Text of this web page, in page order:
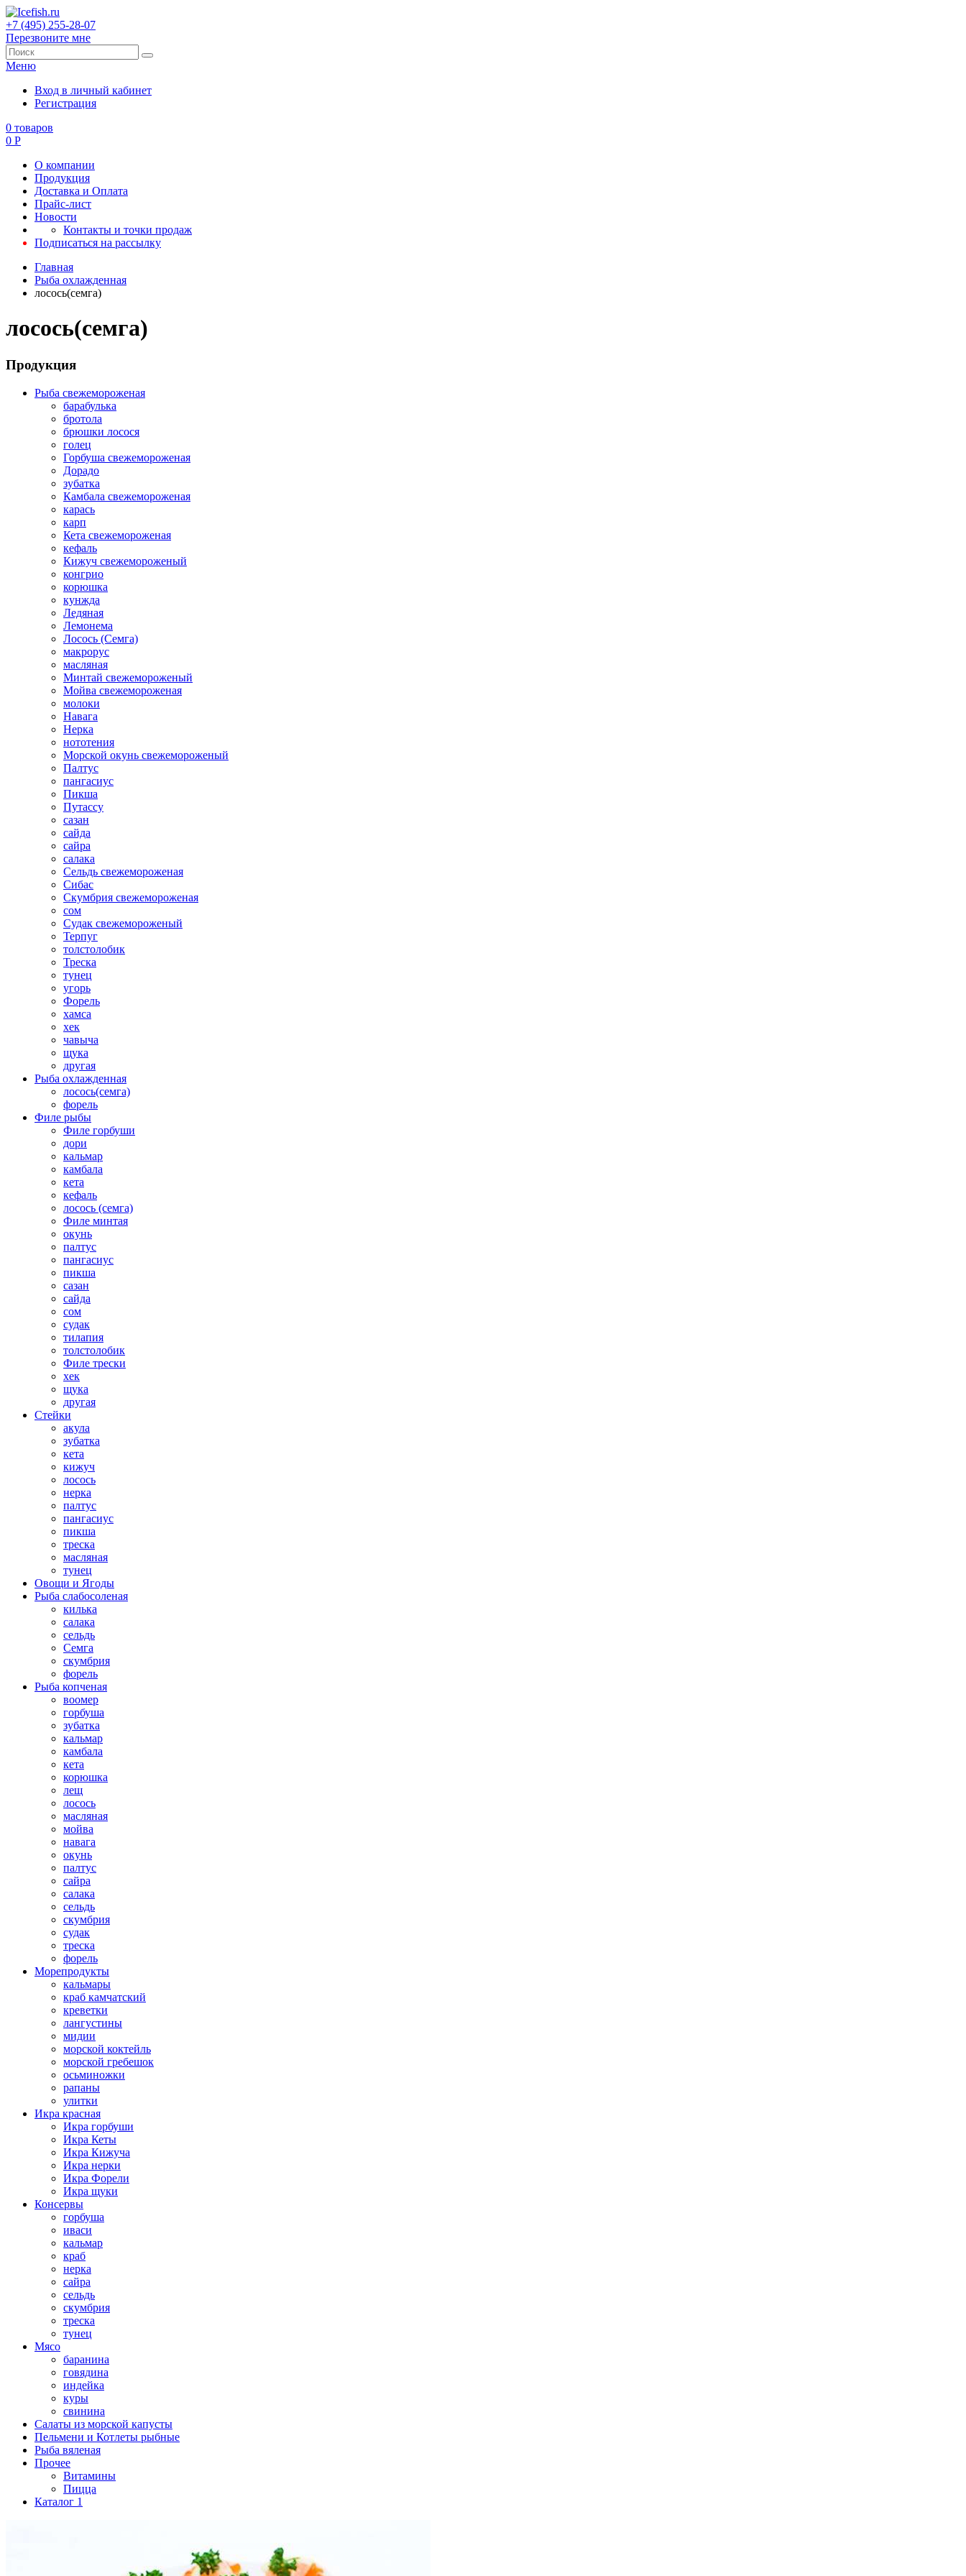
+7 (495) 255-28-07
Перезвоните мне
Меню
Вход в личный кабинет
Регистрация
0 товаров
0 Р
О компании
Продукция
Доставка и Оплата
Прайс-лист
Новости
Контакты и точки продаж
Подписаться на рассылку
Главная
Рыба охлажденная
лосось(семга)
лосось(семга)
Продукция
Рыба свежемороженая
барабулька
бротола
брюшки лосося
голец
Горбуша свежемороженая
Дорадо
зубатка
Камбала свежемороженая
карась
карп
Кета свежемороженая
кефаль
Кижуч свежемороженый
конгрио
корюшка
кунжда
Ледяная
Лемонема
Лосось (Семга)
макрорус
масляная
Минтай свежемороженый
Мойва свежемороженая
молоки
Навага
Нерка
нототения
Морской окунь свежемороженый
Палтус
пангасиус
Пикша
Путассу
сазан
сайда
сайра
салака
Сельдь свежемороженая
Сибас
Скумбрия свежемороженая
сом
Судак свежемороженый
Терпуг
толстолобик
Треска
тунец
угорь
Форель
хамса
хек
чавыча
щука
другая
Рыба охлажденная
лосось(семга)
форель
Филе рыбы
Филе горбуши
дори
кальмар
камбала
кета
кефаль
лосось (семга)
Филе минтая
окунь
палтус
пангасиус
пикша
сазан
сайда
сом
судак
тилапия
толстолобик
Филе трески
хек
щука
другая
Стейки
акула
зубатка
кета
кижуч
лосось
нерка
палтус
пангасиус
пикша
треска
масляная
тунец
Овощи и Ягоды
Рыба слабосоленая
килька
салака
сельдь
Семга
скумбрия
форель
Рыба копченая
воомер
горбуша
зубатка
кальмар
камбала
кета
корюшка
лещ
лосось
масляная
мойва
навага
окунь
палтус
сайра
салака
сельдь
скумбрия
судак
треска
форель
Морепродукты
кальмары
краб камчатский
креветки
лангустины
мидии
морской коктейль
морской гребешок
осьминожки
рапаны
улитки
Икра красная
Икра горбуши
Икра Кеты
Икра Кижуча
Икра нерки
Икра Форели
Икра щуки
Консервы
горбуша
иваси
кальмар
краб
нерка
сайра
сельдь
скумбрия
треска
тунец
Мясо
баранина
говядина
индейка
куры
свинина
Салаты из морской капусты
Пельмени и Котлеты рыбные
Рыба вяленая
Прочее
Витамины
Пицца
Каталог 1